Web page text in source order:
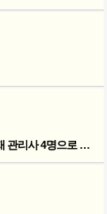
85평, 각방 샤워장, 단속기록없음,현재 관리사 4명으로 성업중